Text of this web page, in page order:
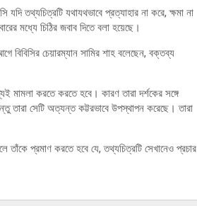
যদি তথ্যচিত্রটি যথাযথভাবে প্রত্যাহার না করে, ক্ষমা না
মধ্যে চিঠির জবাব দিতে বলা হয়েছে।
বিবিসির চেয়ারম্যান সামির শাহ বলেছেন, বক্তব্য
মামলা করতে করতে হবে। কারণ তারা দর্শকের সঙ্গে
তারা সেটি অত্যন্ত কট্টরভাবে উপস্থাপন করেছে। তারা
তাঁকে প্রমাণ করতে হবে যে, তথ্যচিত্রটি সেখানেও প্রচার